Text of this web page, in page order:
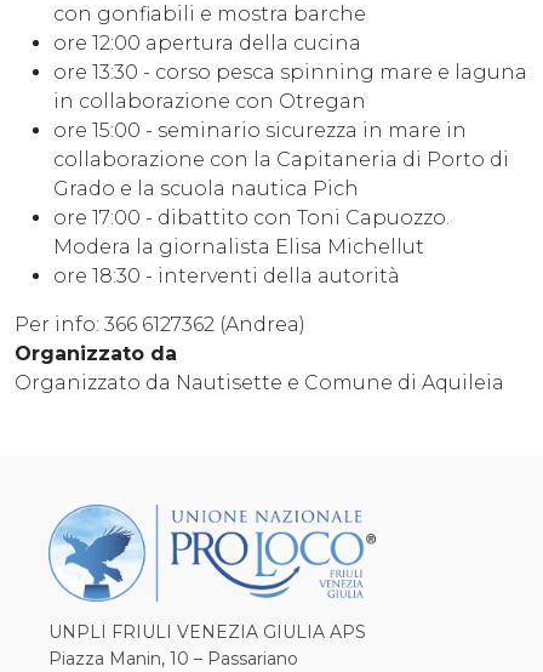
con gonfiabili e mostra barche
ore 12:00 apertura della cucina
ore 13:30 - corso pesca spinning mare e laguna
in collaborazione con Otregan
ore 15:00 - seminario sicurezza in mare in
collaborazione con la Capitaneria di Porto di
Grado e la scuola nautica Pich
ore 17:00 - dibattito con Toni Capuozzo.
Modera la giornalista Elisa Michellut
ore 18:30 - interventi della autorità
Per info: 366 6127362 (Andrea)
Organizzato da
Organizzato da Nautisette e Comune di Aquileia
UNPLI FRIULI VENEZIA GIULIA APS
Piazza Manin, 10 – Passariano